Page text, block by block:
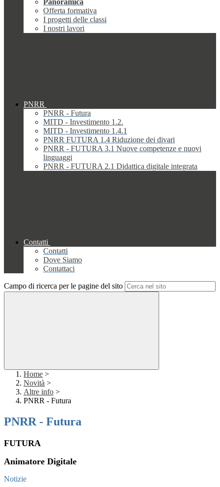
Panoramica
Offerta formativa
I progetti delle classi
I nostri lavori
PNRR
PNRR - Futura
MITD - Investimento 1.2.
MITD - Investimento 1.4.1
PNRR FUTURA 1.4 Riduzione dei divari
PNRR - FUTURA 3.1 Nuove competenze e nuovi
linguaggi
PNRR - FUTURA 2.1 Didattica digitale integrata
Contatti
Contatti
Dove Siamo
Contattaci
Campo di ricerca per le pagine del sito
Home >
Novità >
Altre info >
PNRR - Futura
PNRR - Futura
FUTURA
Animatore Digitale
Notizie